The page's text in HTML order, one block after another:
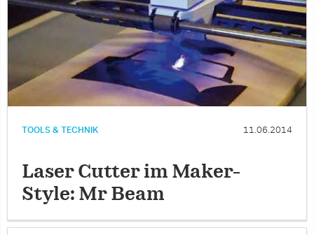
TOOLS & TECHNIK 11.06.2014
Laser Cutter im Maker-
Style: Mr Beam